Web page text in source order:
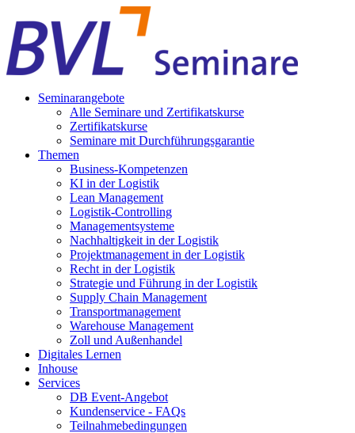
Seminarangebote
Alle Seminare und Zertifikatskurse
Zertifikatskurse
Seminare mit Durchführungsgarantie
Themen
Business-Kompetenzen
KI in der Logistik
Lean Management
Logistik-Controlling
Managementsysteme
Nachhaltigkeit in der Logistik
Projektmanagement in der Logistik
Recht in der Logistik
Strategie und Führung in der Logistik
Supply Chain Management
Transportmanagement
Warehouse Management
Zoll und Außenhandel
Digitales Lernen
Inhouse
Services
DB Event-Angebot
Kundenservice - FAQs
Teilnahmebedingungen